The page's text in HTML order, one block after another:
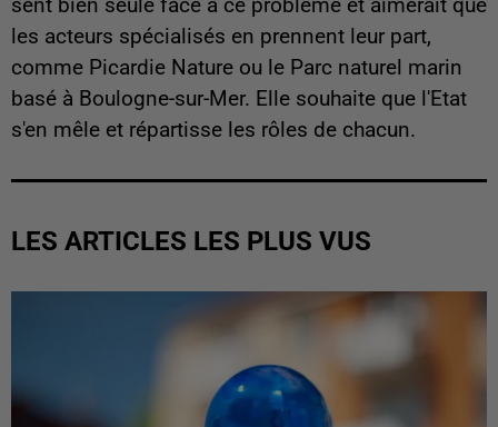
sent bien seule face à ce problème et aimerait que
les acteurs spécialisés en prennent leur part,
comme Picardie Nature ou le Parc naturel marin
basé à Boulogne-sur-Mer. Elle souhaite que l'Etat
s'en mêle et répartisse les rôles de chacun.
LES ARTICLES LES PLUS VUS